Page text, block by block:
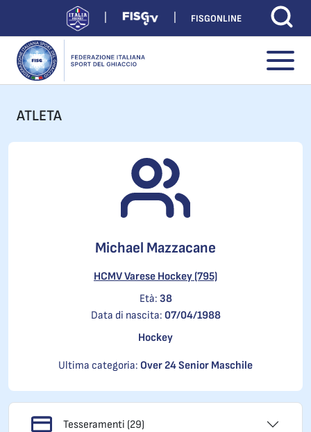
FISGONLINE
ATLETA
Michael Mazzacane
HCMV Varese Hockey (795)
Età: 38
Data di nascita: 07/04/1988
Hockey
Ultima categoria: Over 24 Senior Maschile
Tesseramenti (29)